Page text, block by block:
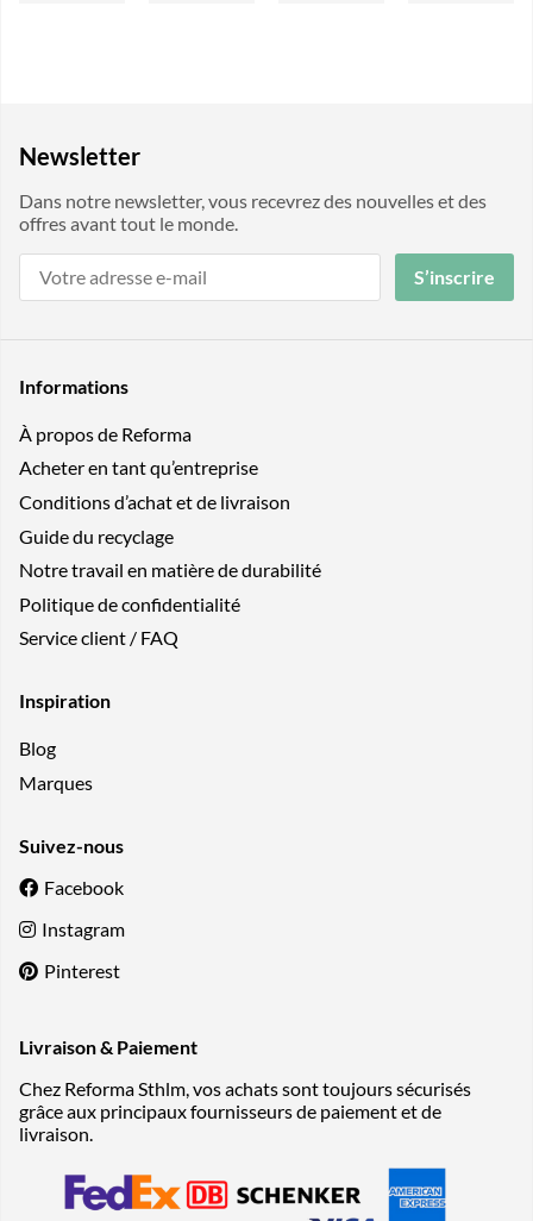
Newsletter
Dans notre newsletter, vous recevrez des nouvelles et des
offres avant tout le monde.
S’inscrire
Informations
À propos de Reforma
Acheter en tant qu’entreprise
Conditions d’achat et de livraison
Guide du recyclage
Notre travail en matière de durabilité
Politique de confidentialité
Service client / FAQ
Inspiration
Blog
Marques
Suivez-nous
Facebook
Instagram
Pinterest
Livraison & Paiement
Chez Reforma Sthlm, vos achats sont toujours sécurisés
grâce aux principaux fournisseurs de paiement et de
livraison.